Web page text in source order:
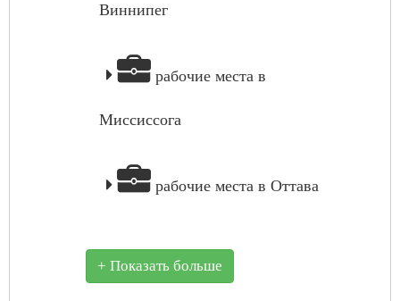
Виннипег
рабочие места в
Миссиссога
рабочие места в Оттава
+ Показать больше